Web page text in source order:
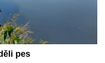
pes